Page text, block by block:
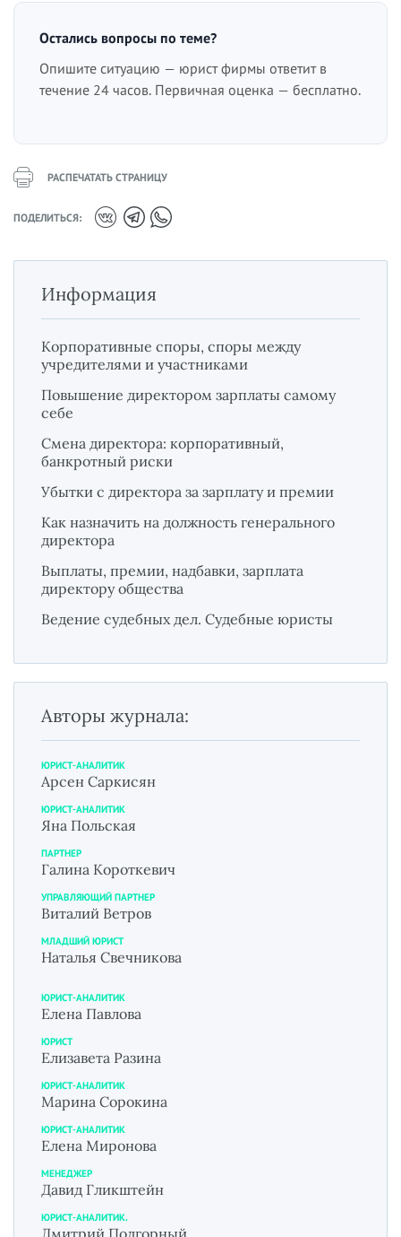
Остались вопросы по теме?
Опишите ситуацию — юрист фирмы ответит в
течение 24 часов. Первичная оценка — бесплатно.
РАСПЕЧАТАТЬ СТРАНИЦУ
ПОДЕЛИТЬСЯ:
Информация
Корпоративные споры, споры между
учредителями и участниками
Повышение директором зарплаты самому
себе
Смена директора: корпоративный,
банкротный риски
Убытки с директора за зарплату и премии
Как назначить на должность генерального
директора
Выплаты, премии, надбавки, зарплата
директору общества
Ведение судебных дел. Судебные юристы
Авторы журнала:
ЮРИСТ-АНАЛИТИК
Арсен Саркисян
ЮРИСТ-АНАЛИТИК
Яна Польская
ПАРТНЕР
Галина Короткевич
УПРАВЛЯЮЩИЙ ПАРТНЕР
Виталий Ветров
МЛАДШИЙ ЮРИСТ
Наталья Свечникова
ЮРИСТ-АНАЛИТИК
Елена Павлова
ЮРИСТ
Елизавета Разина
ЮРИСТ-АНАЛИТИК
Марина Сорокина
ЮРИСТ-АНАЛИТИК
Елена Миронова
МЕНЕДЖЕР
Давид Гликштейн
ЮРИСТ-АНАЛИТИК.